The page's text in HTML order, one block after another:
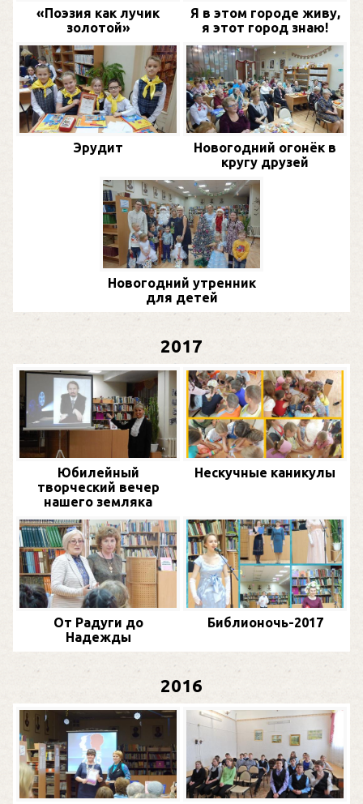
«Поэзия как лучик
золотой»
Я в этом городе живу,
я этот город знаю!
Эрудит
Новогодний огонёк в
кругу друзей
Новогодний утренник
для детей
2017
Юбилейный
творческий вечер
нашего земляка
Нескучные каникулы
От Радуги до
Надежды
Библионочь-2017
2016